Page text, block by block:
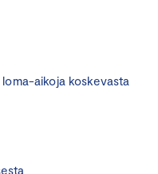
aikoja koskevasta